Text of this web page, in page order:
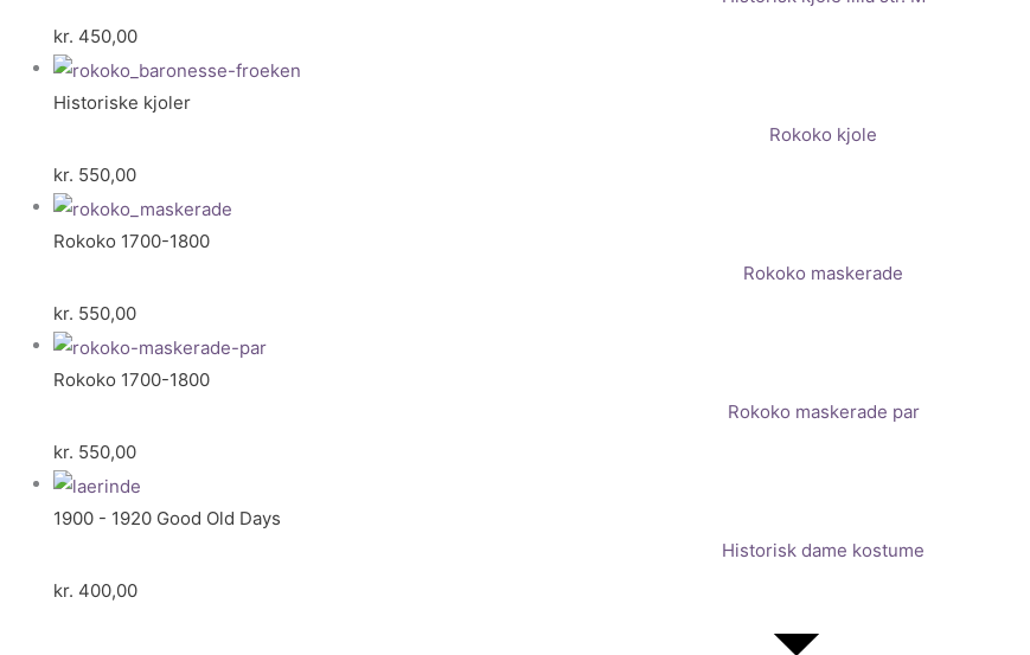
kr. 450,00
Historiske kjoler
Rokoko kjole
kr. 550,00
Rokoko 1700-1800
Rokoko maskerade
kr. 550,00
Rokoko 1700-1800
Rokoko maskerade par
kr. 550,00
1900 - 1920 Good Old Days
Historisk dame kostume
kr. 400,00